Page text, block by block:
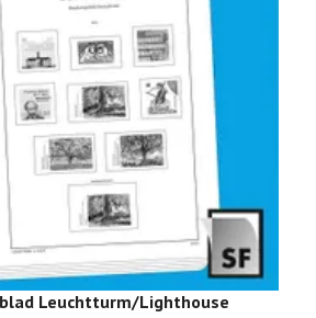
Leuchtturm/Lighthouse